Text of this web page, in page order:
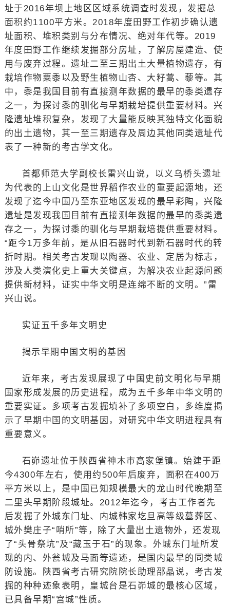
址于2016年坝上地区区域系统调查时发现，发掘总
面积约1100平方米。2018年度田野工作初步确认遗
址面积、堆积类别与分布情况、绝对年代等。2019
年度田野工作继续发掘部分房址，了解房屋建造、使
用与废弃过程。遗址二至三期出土大量植物遗存，有
栽培作物粟黍以及野生植物山杏、大籽蒿、藜等。其
中，黍是我国目前有直接测年数据的最早的黍类遗存
之一，为探讨黍的驯化与早期栽培提供重要材料。兴
隆遗址堆积复杂，发现了大量能反映其独特文化面貌
的出土遗物，其一至三期遗存及周边其他同类遗址代
表了一种新的考古学文化。
首都师范大学副校长雷兴山说，以义乌桥头遗址
为代表的上山文化是世界稻作农业的重要起源地，还
发现了迄今中国乃至东亚地区发现的最早彩陶，兴隆
遗址是发现我国目前有直接测年数据的最早的黍类遗
存之一，为探讨黍的驯化与早期栽培提供重要材料。
“距今1万多年前，是从旧石器时代到新石器时代的转
折时期。相关考古发现以陶器、农业、定居为标志，
涉及人类演化史上重大关键点，为解决农业起源问题
提供新材料，证实中华文明是连绵不断的文明。”雷
兴山说。
实证五千多年文明史
揭示早期中国文明的基因
近年来，考古发现展现了中国史前文明化与早期
国家形成发展的历史进程，成为五千多年中华文明的
重要实证。多项考古发掘填补了多项空白，多维度揭
示了早期中国的文明基因，对研究中华文明进程具有
重要意义。
石峁遗址位于陕西省神木市高家堡镇。始建于距
今4300年左右，使用约500年后废弃，面积在400万
平方米以上，是中国已知规模最大的龙山时代晚期至
二里头早期阶段城址。2012年迄今，考古工作者先
后发掘了外城东门址、内城韩家圪旦高等级墓葬区、
城外樊庄子“哨所”等，除了大量出土遗物外，还发现
了“头骨祭坑”及“藏玉于石”的现象。外城东门址所发
现的内、外瓮城及马面等遗迹，是国内最早的同类城
防设施。陕西省考古研究院院长助理邵晶说，考古发
掘的种种迹象表明，皇城台是石峁城的最核心区域，
已具备早期“宫城”性质。